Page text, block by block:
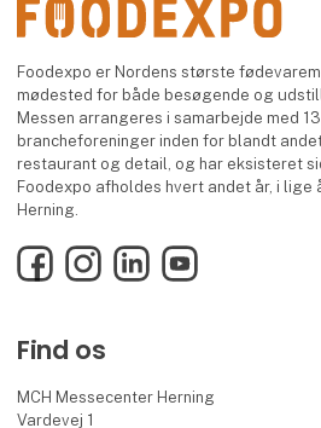
Foodexpo er Nordens største
mødested for både besøgende og
Messen arrangeres i samarbejde med
brancheforeninger inden for blandt
restaurant og detail, og har eksisteret
Foodexpo afholdes hvert andet år, i lige
Herning.
FacebookInstagramLinkedInYouTube
Find os
MCH Messecenter Herning
Vardevej 1